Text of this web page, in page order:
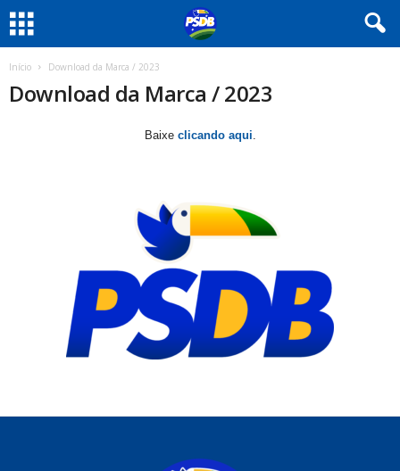
Início Download da Marca / 2023
Download da Marca / 2023
Baixe clicando aqui.